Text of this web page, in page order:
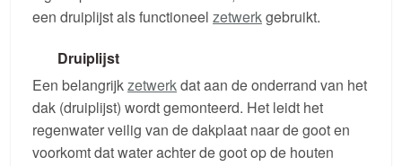
een druiplijst als functioneel zetwerkgebruikt.
Druiplijst
Een belangrijkzetwerkdat aan de onderrand van het
dak (druiplijst) wordt gemonteerd. Het leidt het
regenwater veilig van de dakplaat naar de goot en
voorkomt dat water achter de goot op de houten